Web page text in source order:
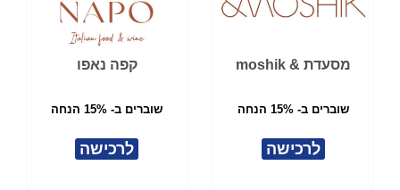
מסעדת & moshik
שוברים ב- 15% הנחה
לרכישה
קפה נאפו
שוברים ב- 15% הנחה
לרכישה